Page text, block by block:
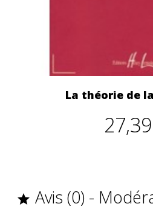
La théorie de
 Avis (0) -